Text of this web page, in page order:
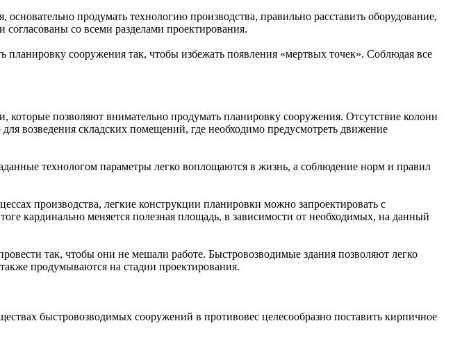
продумать технологию производства, правильно расставить оборудование,
со всеми разделами проектирования.
планировку сооружения так, чтобы избежать появления «мертвых точек». Соблюдая все
которые позволяют внимательно продумать планировку сооружения. Отсутствие колонн
возведения складских помещений, где необходимо предусмотреть движение
технологом параметры легко воплощаются в жизнь, а соблюдение норм и правил
производства, легкие конструкции планировки можно запроектировать с
кардинально меняется полезная площадь, в зависимости от необходимых, на данный
так, чтобы они не мешали работе. Быстровозводимые здания позволяют легко
продумываются на стадии проектирования.
быстровозводимых сооружений в противовес целесообразно поставить кирпичное